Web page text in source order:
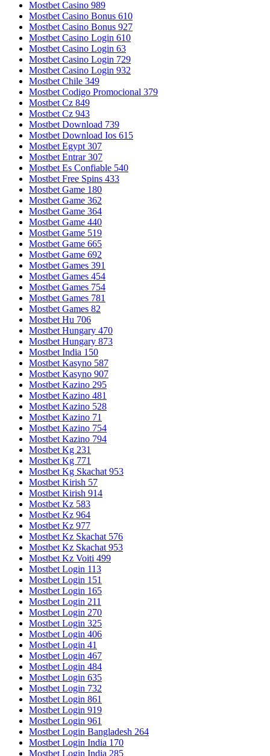
Mostbet Casino 989
Mostbet Casino Bonus 610
Mostbet Casino Bonus 927
Mostbet Casino Login 610
Mostbet Casino Login 63
Mostbet Casino Login 729
Mostbet Casino Login 932
Mostbet Chile 349
Mostbet Codigo Promocional 379
Mostbet Cz 849
Mostbet Cz 943
Mostbet Download 739
Mostbet Download Ios 615
Mostbet Egypt 307
Mostbet Entrar 307
Mostbet Es Confiable 540
Mostbet Free Spins 433
Mostbet Game 180
Mostbet Game 362
Mostbet Game 364
Mostbet Game 440
Mostbet Game 519
Mostbet Game 665
Mostbet Game 692
Mostbet Games 391
Mostbet Games 454
Mostbet Games 754
Mostbet Games 781
Mostbet Games 82
Mostbet Hu 706
Mostbet Hungary 470
Mostbet Hungary 873
Mostbet India 150
Mostbet Kasyno 587
Mostbet Kasyno 907
Mostbet Kazino 295
Mostbet Kazino 481
Mostbet Kazino 528
Mostbet Kazino 71
Mostbet Kazino 754
Mostbet Kazino 794
Mostbet Kg 231
Mostbet Kg 771
Mostbet Kg Skachat 953
Mostbet Kirish 57
Mostbet Kirish 914
Mostbet Kz 583
Mostbet Kz 964
Mostbet Kz 977
Mostbet Kz Skachat 576
Mostbet Kz Skachat 953
Mostbet Kz Voiti 499
Mostbet Login 113
Mostbet Login 151
Mostbet Login 165
Mostbet Login 211
Mostbet Login 270
Mostbet Login 325
Mostbet Login 406
Mostbet Login 41
Mostbet Login 467
Mostbet Login 484
Mostbet Login 635
Mostbet Login 732
Mostbet Login 861
Mostbet Login 919
Mostbet Login 961
Mostbet Login Bangladesh 264
Mostbet Login India 170
Mostbet Login India 285